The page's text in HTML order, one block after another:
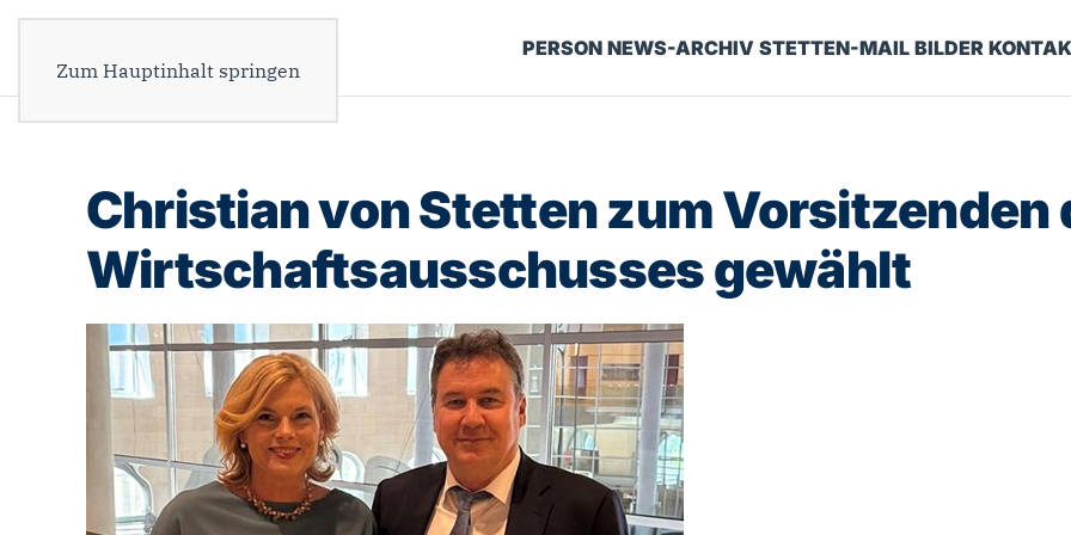
Zum Hauptinhalt springen
PERSON NEWS-ARCHIV STETTEN-MAIL BILDER
Christian von Stetten zum Vorsitzenden
Wirtschaftsausschusses gewählt